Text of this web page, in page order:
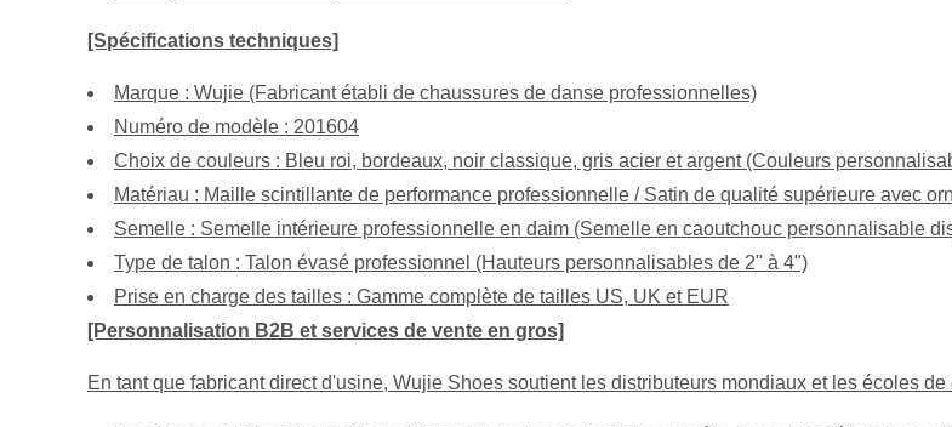
[Spécifications techniques]
Marque : Wujie (Fabricant établi de chaussures de danse professionnelles)
Numéro de modèle : 201604
Choix de couleurs : Bleu roi, bordeaux, noir classique, gris acier et argent (Couleurs
Matériau : Maille scintillante de performance professionnelle / Satin de qualité supérieure avec
Semelle : Semelle intérieure professionnelle en daim (Semelle en caoutchouc personnalisable
Type de talon : Talon évasé professionnel (Hauteurs personnalisables de 2" à 4")
Prise en charge des tailles : Gamme complète de tailles US, UK et EUR
[Personnalisation B2B et services de vente en gros]
En tant que fabricant direct d'usine, Wujie Shoes soutient les distributeurs mondiaux et les écoles